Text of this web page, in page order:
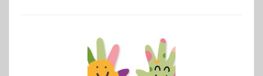
besser
verstehen